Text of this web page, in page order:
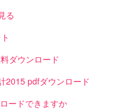
る
ダウンロード
2015 pdfダウンロード
ードできますか